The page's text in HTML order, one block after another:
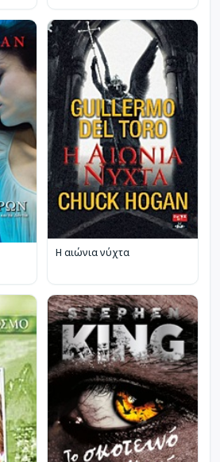
Η αιώνια νύχτα